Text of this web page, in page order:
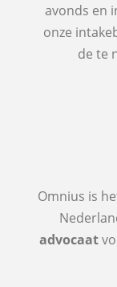
avonds en
onze
de te
Omnius is
advocaat